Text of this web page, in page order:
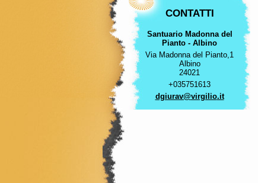
CONTATTI
Santuario Madonna del
Pianto - Albino
Via Madonna del Pianto,1
Albino
24021
+035751613
dgiurav@virgilio.it